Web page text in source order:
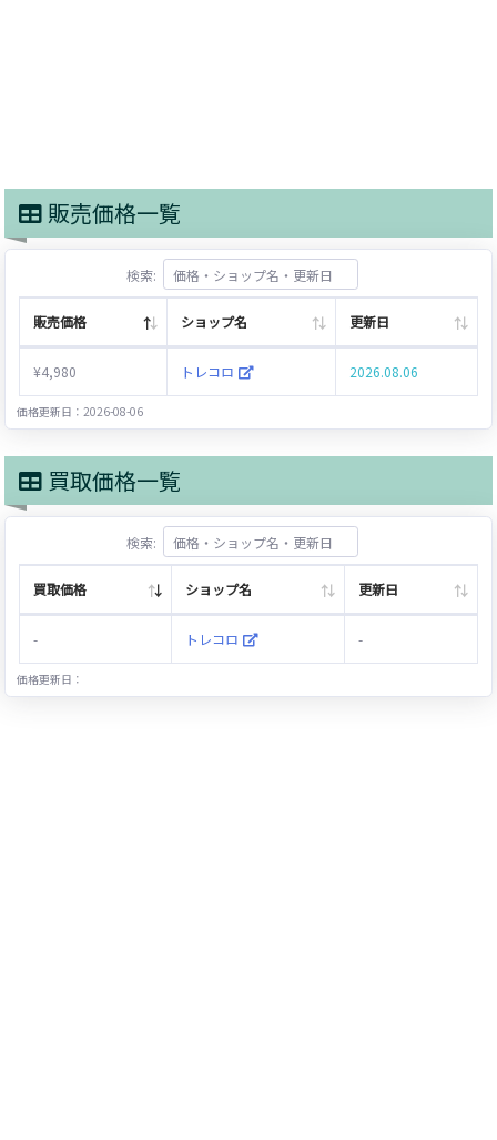
販売価格一覧
検索:
販売価格 ショップ名 更新日
¥4,980 トレコロ 2026.08.06
価格更新日：2026-08-06
買取価格一覧
検索:
買取価格 ショップ名 更新日
- トレコロ -
価格更新日：